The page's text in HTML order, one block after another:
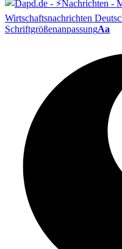
SchriftgrößenanpassungAa